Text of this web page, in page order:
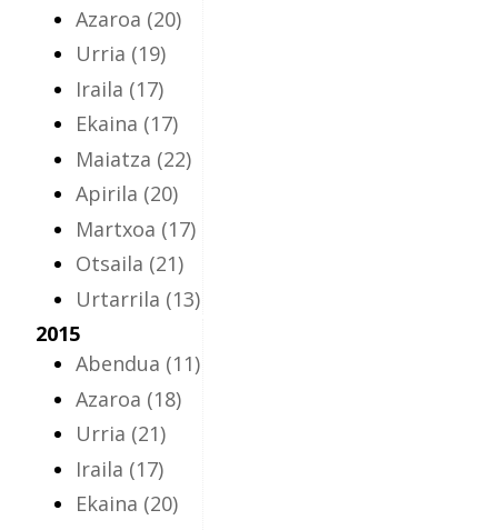
Azaroa (20)
Urria (19)
Iraila (17)
Ekaina (17)
Maiatza (22)
Apirila (20)
Martxoa (17)
Otsaila (21)
Urtarrila (13)
2015
Abendua (11)
Azaroa (18)
Urria (21)
Iraila (17)
Ekaina (20)